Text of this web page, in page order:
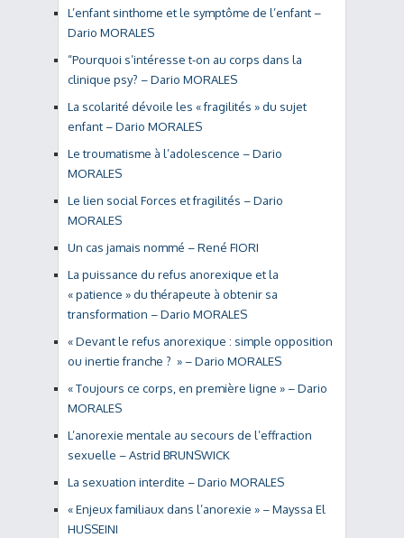
L’enfant sinthome et le symptôme de l’enfant –
Dario MORALES
“Pourquoi s’intéresse t-on au corps dans la
clinique psy? – Dario MORALES
La scolarité dévoile les « fragilités » du sujet
enfant – Dario MORALES
Le troumatisme à l’adolescence – Dario
MORALES
Le lien social Forces et fragilités – Dario
MORALES
Un cas jamais nommé – René FIORI
La puissance du refus anorexique et la
« patience » du thérapeute à obtenir sa
transformation – Dario MORALES
« Devant le refus anorexique : simple opposition
ou inertie franche ? » – Dario MORALES
« Toujours ce corps, en première ligne » – Dario
MORALES
L’anorexie mentale au secours de l’effraction
sexuelle – Astrid BRUNSWICK
La sexuation interdite – Dario MORALES
« Enjeux familiaux dans l’anorexie » – Mayssa El
HUSSEINI